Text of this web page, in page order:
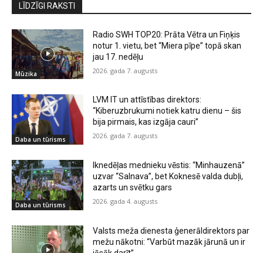
LĪDZĪGI RAKSTI
Mūzika
Radio SWH TOP20: Prāta Vētra un Fiņķis
notur 1. vietu, bet “Miera pīpe” topā skan
jau 17. nedēļu
2026. gada 7. augusts
Daba un tūrisms
LVM IT un attīstības direktors:
“Kiberuzbrukumi notiek katru dienu – šis
bija pirmais, kas izgāja cauri”
2026. gada 7. augusts
Daba un tūrisms
Iknedēļas mednieku vēstis: “Minhauzenā”
uzvar “Salnava”, bet Koknesē valda dubļi,
azarts un svētku gars
2026. gada 4. augusts
Valsts meža dienesta ģenerāldirektors par
mežu nākotni: “Varbūt mazāk jārunā un ir